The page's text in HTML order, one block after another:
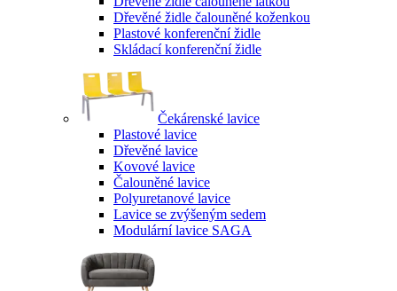
Dřevěné židle čalouněné koženkou
Plastové konferenční židle
Skládací konferenční židle
Čekárenské lavice
Plastové lavice
Dřevěné lavice
Kovové lavice
Čalouněné lavice
Polyuretanové lavice
Lavice se zvýšeným sedem
Modulární lavice SAGA